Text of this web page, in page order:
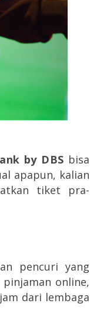
by DBS bisa
apapun, kalian
tiket pra-
pencuri yang
online,
dari lembaga